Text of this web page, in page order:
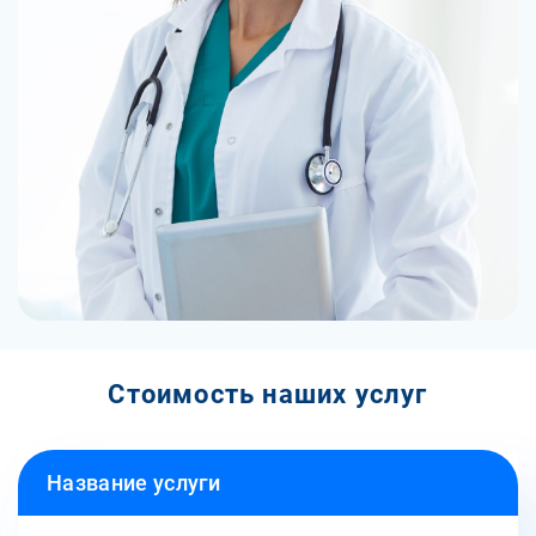
Стоимость наших услуг
Название услуги